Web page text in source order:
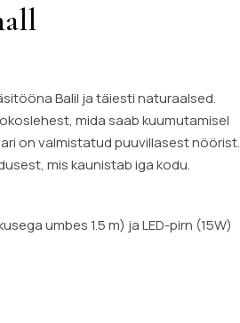
Balil ja täiesti naturaalsed.
mida saab kuumutamisel
on valmistatud puuvillasest nöörist.
mis kaunistab iga kodu.
umbes 1.5 m) ja LED-pirn (15W)